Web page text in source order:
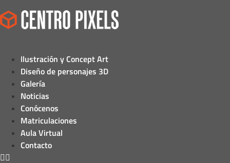
Ilustración y Concept Art
Diseño de personajes 3D
Galería
Noticias
Conócenos
Matriculaciones
Aula Virtual
Contacto